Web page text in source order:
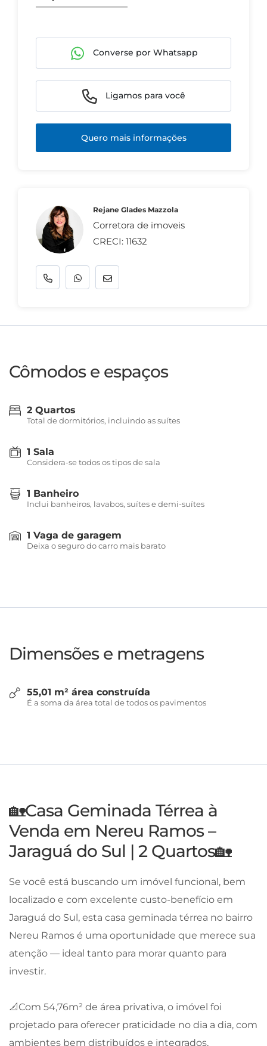
Converse por Whatsapp
Ligamos para você
Quero mais informações
Rejane Glades Mazzola
Corretora de imoveis
CRECI: 11632
Cômodos e espaços
2 Quartos
Total de dormitórios, incluindo as suítes
1 Sala
Considera-se todos os tipos de sala
1 Banheiro
Inclui banheiros, lavabos, suítes e demi-suítes
1 Vaga de garagem
Deixa o seguro do carro mais barato
Dimensões e metragens
55,01 m² área construída
É a soma da área total de todos os pavimentos
🏡Casa Geminada Térrea à
Venda em Nereu Ramos –
Jaraguá do Sul | 2 Quartos🏡
Se você está buscando um imóvel funcional, bem
localizado e com excelente custo-benefício em
Jaraguá do Sul, esta casa geminada térrea no bairro
Nereu Ramos é uma oportunidade que merece sua
atenção — ideal tanto para morar quanto para
investir.
📐Com 54,76m² de área privativa, o imóvel foi
projetado para oferecer praticidade no dia a dia, com
ambientes bem distribuídos e integrados,